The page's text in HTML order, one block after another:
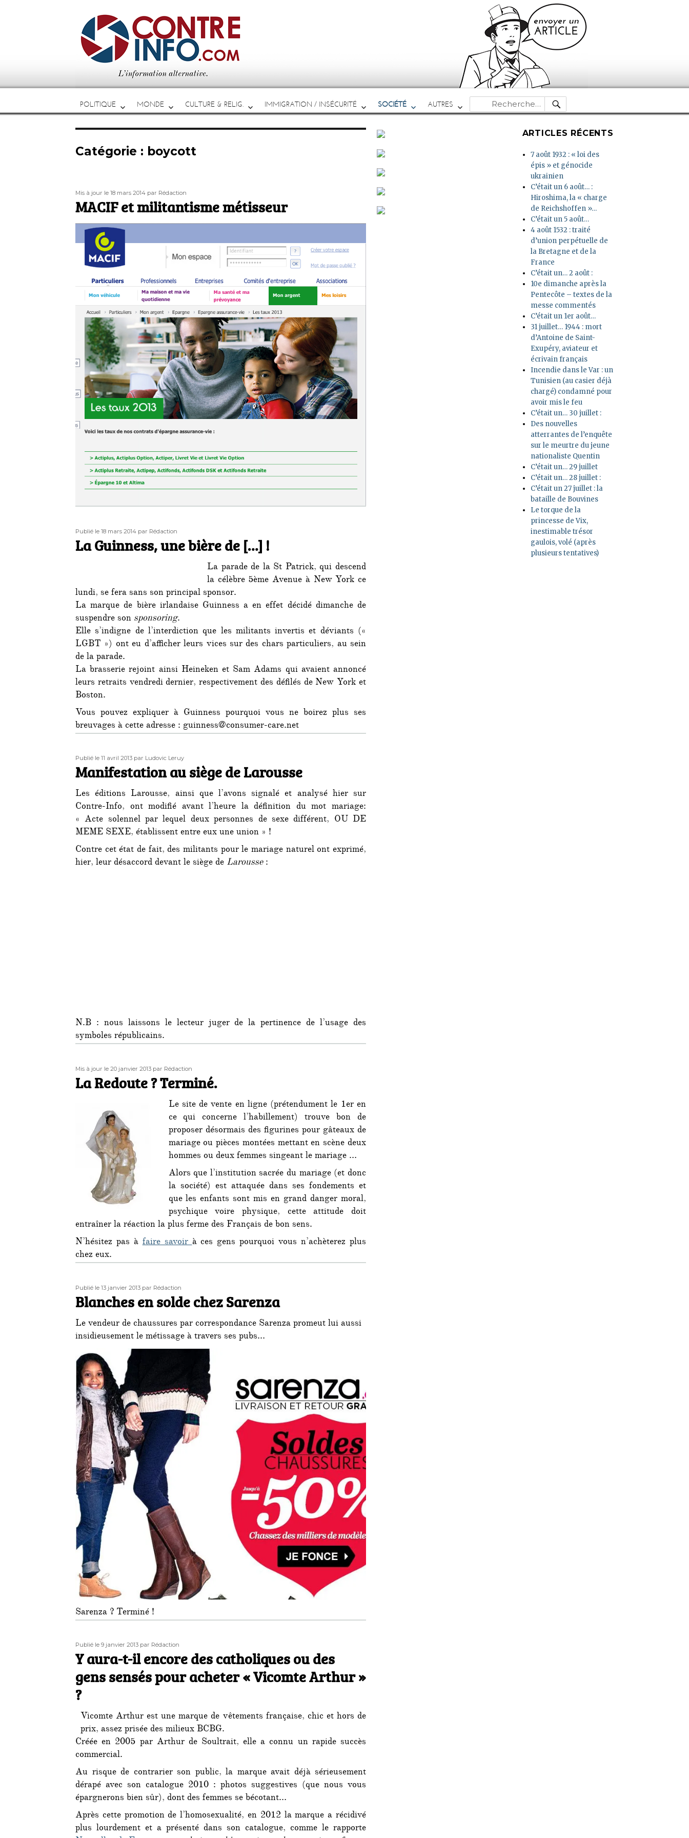
POLITIQUE MONDE CULTURE & RELIG. IMMIGRATION / INSÉCURITÉ SOCIÉTÉ AUTRES
Recherche
pour :
RECHERCHE
Catégorie : boycott
Publié
le
Mis à jour le 18 mars 2014 Auteur
par Rédaction
MACIF et militantisme métisseur
Publié
le
Publié le 18 mars 2014 Auteur
par Rédaction
La Guinness, une bière de […] !
La parade de la St Patrick, qui descend
la célèbre 5ème Avenue à New York ce
lundi, se fera sans son principal sponsor.
La marque de bière irlandaise Guinness a en effet décidé dimanche de
suspendre son sponsoring.
Elle s’indigne de l’interdiction que les militants invertis et déviants («
LGBT ») ont eu d’afficher leurs vices sur des chars particuliers, au sein
de la parade.
La brasserie rejoint ainsi Heineken et Sam Adams qui avaient annoncé
leurs retraits vendredi dernier, respectivement des défilés de New York et
Boston.
Vous pouvez expliquer à Guinness pourquoi vous ne boirez plus ses
breuvages à cette adresse : guinness@consumer-care.net
Publié
le
Publié le 11 avril 2013 Auteur
par Ludovic Leruy
Manifestation au siège de Larousse
Les éditions Larousse, ainsi que l’avons signalé et analysé hier sur
Contre-Info, ont modifié avant l’heure la définition du mot mariage:
« Acte solennel par lequel deux personnes de sexe différent, OU DE
MEME SEXE, établissent entre eux une union » !
Contre cet état de fait, des militants pour le mariage naturel ont exprimé,
hier, leur désaccord devant le siège de Larousse:
N.B : nous laissons le lecteur juger de la pertinence de l’usage des
symboles républicains.
Publié
le
Mis à jour le 20 janvier 2013 Auteur
par Rédaction
La Redoute ? Terminé.
Le site de vente en ligne (prétendument le 1er en
ce qui concerne l’habillement) trouve bon de
proposer désormais des figurines pour gâteaux de
mariage ou pièces montées mettant en scène deux
hommes ou deux femmes singeant le mariage …
Alors que l’institution sacrée du mariage (et donc
la société) est attaquée dans ses fondements et
que les enfants sont mis en grand danger moral,
psychique voire physique, cette attitude doit
entraîner la réaction la plus ferme des Français de bon sens.
N’hésitez pas àfaire savoirà ces gens pourquoi vous n’achèterez plus
chez eux.
Publié
le
Publié le 13 janvier 2013 Auteur
par Rédaction
Blanches en solde chez Sarenza
Le vendeur de chaussures par correspondance Sarenza promeut lui aussi
insidieusement le métissage à travers ses pubs…
Sarenza ? Terminé !
Publié
le
Publié le 9 janvier 2013 Auteur
par Rédaction
Y aura-t-il encore des catholiques ou des
gens sensés pour acheter « Vicomte Arthur »
?
Vicomte Arthur est une marque de vêtements française, chic et hors de
prix, assez prisée des milieux BCBG.
Créée en 2005 par Arthur de Soultrait, elle a connu un rapide succès
commercial.
Au risque de contrarier son public, la marque avait déjà sérieusement
dérapé avec son catalogue 2010 : photos suggestives (que nous vous
épargnerons bien sûr), dont des femmes se bécotant…
Après cette promotion de l’homosexualité, en 2012 la marque a récidivé
plus lourdement et a présenté dans son catalogue, comme le rapporte
ARTICLES RÉCENTS
7 août 1932 : « loi des
épis » et génocide
ukrainien
C’était un 6 août… :
Hiroshima, la « charge
de Reichshoffen »…
C’était un 5 août…
4 août 1532 : traité
d’union perpétuelle de
la Bretagne et de la
France
C’était un… 2 août :
10e dimanche après la
Pentecôte – textes de la
messe commentés
C’était un 1er août…
31 juillet… 1944 : mort
d’Antoine de Saint-
Exupéry, aviateur et
écrivain français
Incendie dans le Var : un
Tunisien (au casier déjà
chargé) condamné pour
avoir mis le feu
C’était un… 30 juillet :
Des nouvelles
atterrantes de l’enquête
sur le meurtre du jeune
nationaliste Quentin
C’était un… 29 juillet
C’était un… 28 juillet :
C’était un 27 juillet : la
bataille de Bouvines
Le torque de la
princesse de Vix,
inestimable trésor
gaulois, volé (après
plusieurs tentatives)